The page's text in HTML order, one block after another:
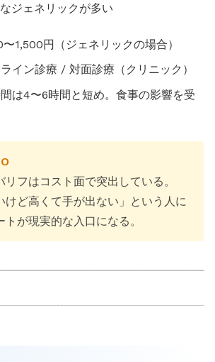
ジェネリックが多い
1,500円（ジェネリックの場合）
イン診療 / 対面診療（クリニック）
は4〜6時間と短め。食事の影響を受
フはコスト面で突出している。
けど高くて手が出ない」という人に
が現実的な入口になる。